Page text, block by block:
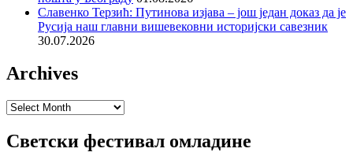
Славенко Терзић: Путинова изјава – још један доказ да је
Русија наш главни вишевековни историјски савезник
30.07.2026
Archives
Archives
Светски фестивал омладине